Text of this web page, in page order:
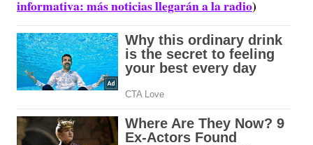
informativa: más noticias llegarán a la radio)